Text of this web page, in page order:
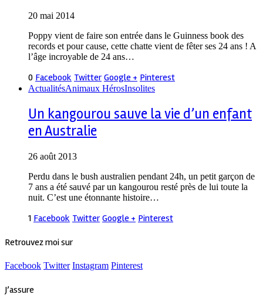
20 mai 2014
Poppy vient de faire son entrée dans le Guinness book des
records et pour cause, cette chatte vient de fêter ses 24 ans ! A
l’âge incroyable de 24 ans…
0 Facebook Twitter Google + Pinterest
ActualitésAnimaux HérosInsolites
Un kangourou sauve la vie d’un enfant
en Australie
26 août 2013
Perdu dans le bush australien pendant 24h, un petit garçon de
7 ans a été sauvé par un kangourou resté près de lui toute la
nuit. C’est une étonnante histoire…
1 Facebook Twitter Google + Pinterest
Retrouvez moi sur
Facebook Twitter Instagram Pinterest
J’assure